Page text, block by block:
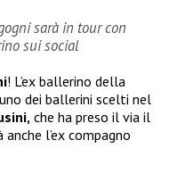
sarà in tour con
sui social
! L’ex ballerino della
dei ballerini scelti nel
che ha preso il via il
l’ex compagno